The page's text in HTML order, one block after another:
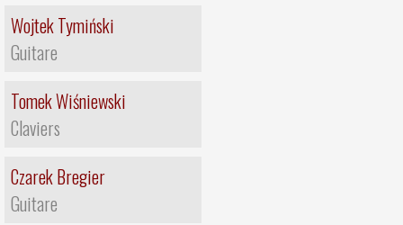
Wojtek Tymiński
Guitare
Tomek Wiśniewski
Claviers
Czarek Bregier
Guitare